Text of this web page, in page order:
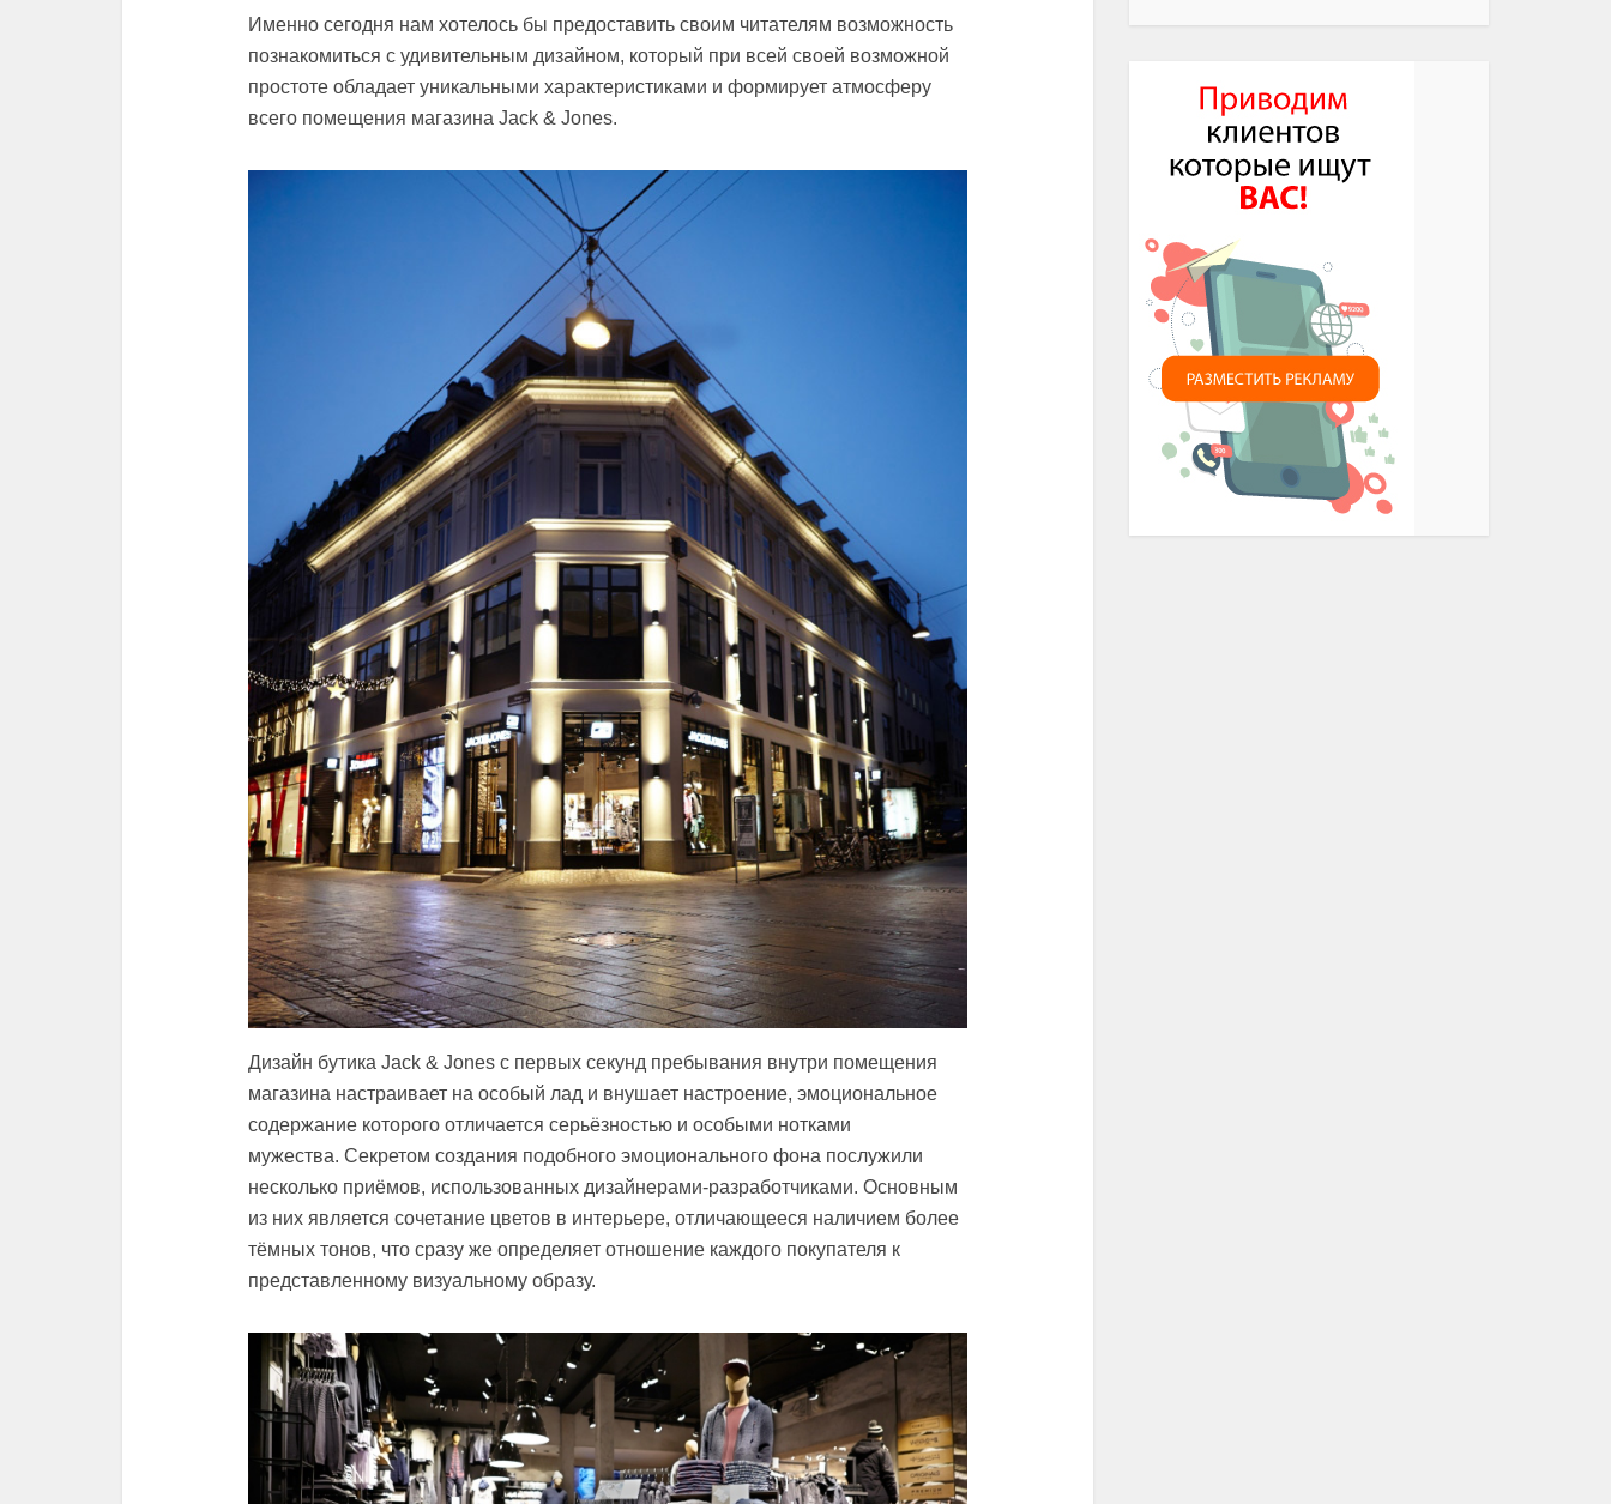
Именно сегодня нам хотелось бы предоставить своим читателям возможность
познакомиться с удивительным дизайном, который при всей своей возможной
простоте обладает уникальными характеристиками и формирует атмосферу
всего помещения магазина Jack & Jones.
Дизайн бутика Jack & Jones с первых секунд пребывания внутри помещения
магазина настраивает на особый лад и внушает настроение, эмоциональное
содержание которого отличается серьёзностью и особыми нотками
мужества. Секретом создания подобного эмоционального фона послужили
несколько приёмов, использованных дизайнерами-разработчиками. Основным
из них является сочетание цветов в интерьере, отличающееся наличием более
тёмных тонов, что сразу же определяет отношение каждого покупателя к
представленному визуальному образу.